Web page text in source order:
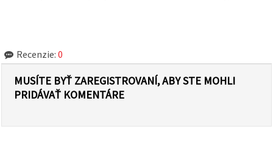
Recenzie: 0
MUSÍTE BYŤ ZAREGISTROVANÍ, ABY STE MOHLI
PRIDÁVAŤ KOMENTÁRE